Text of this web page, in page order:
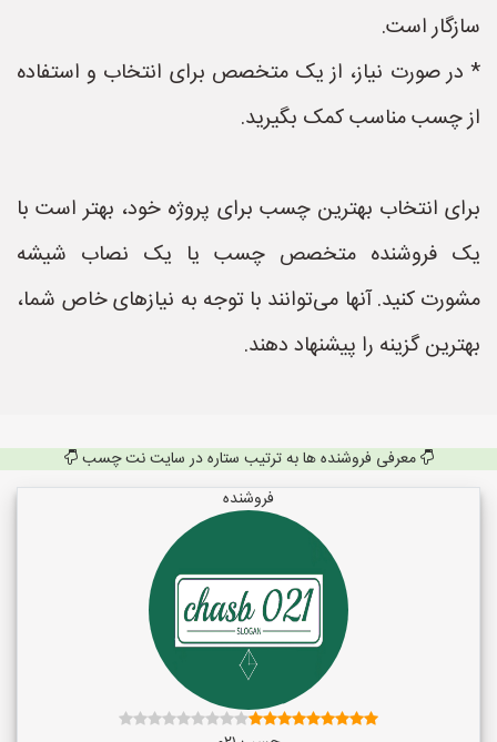
سازگار است.
* در صورت نیاز، از یک متخصص برای انتخاب و استفاده
از چسب مناسب کمک بگیرید.
برای انتخاب بهترین چسب برای پروژه خود، بهتر است با
یک فروشنده متخصص چسب یا یک نصاب شیشه
مشورت کنید. آنها می‌توانند با توجه به نیازهای خاص شما،
بهترین گزینه را پیشنهاد دهند.
معرفی فروشنده ها به ترتیب ستاره در سایت نت چسب
فروشنده